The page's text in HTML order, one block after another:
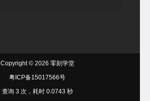
Copyright © 2026 零刻学堂
粤ICP备15017566号
查询 3 次，耗时 0.0743 秒